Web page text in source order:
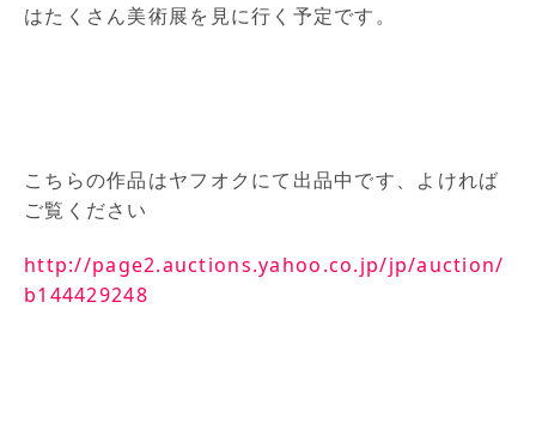
はたくさん美術展を見に行く予定です。
こちらの作品はヤフオクにて出品中です、よければ
ご覧ください
http://page2.auctions.yahoo.co.jp/jp/auction/
b144429248